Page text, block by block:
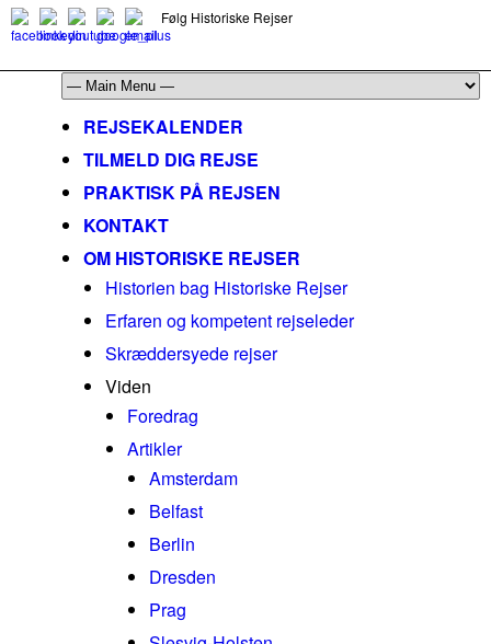
Følg Historiske Rejser
REJSEKALENDER
TILMELD DIG REJSE
PRAKTISK PÅ REJSEN
KONTAKT
OM HISTORISKE REJSER
Historien bag Historiske Rejser
Erfaren og kompetent rejseleder
Skræddersyede rejser
Viden
Foredrag
Artikler
Amsterdam
Belfast
Berlin
Dresden
Prag